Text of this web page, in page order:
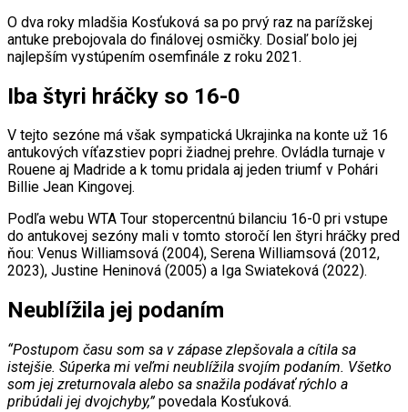
O dva roky mladšia Kosťuková sa po prvý raz na parížskej
antuke prebojovala do finálovej osmičky. Dosiaľ bolo jej
najlepším vystúpením osemfinále z roku 2021.
Iba štyri hráčky so 16-0
V tejto sezóne má však sympatická Ukrajinka na konte už 16
antukových víťazstiev popri žiadnej prehre. Ovládla turnaje v
Rouene aj Madride a k tomu pridala aj jeden triumf v Pohári
Billie Jean Kingovej.
Podľa webu WTA Tour stopercentnú bilanciu 16-0 pri vstupe
do antukovej sezóny mali v tomto storočí len štyri hráčky pred
ňou: Venus Williamsová (2004), Serena Williamsová (2012,
2023), Justine Heninová (2005) a Iga Swiateková (2022).
Neublížila jej podaním
“Postupom času som sa v zápase zlepšovala a cítila sa
istejšie. Súperka mi veľmi neublížila svojím podaním. Všetko
som jej zreturnovala alebo sa snažila podávať rýchlo a
pribúdali jej dvojchyby,”povedala Kosťuková.